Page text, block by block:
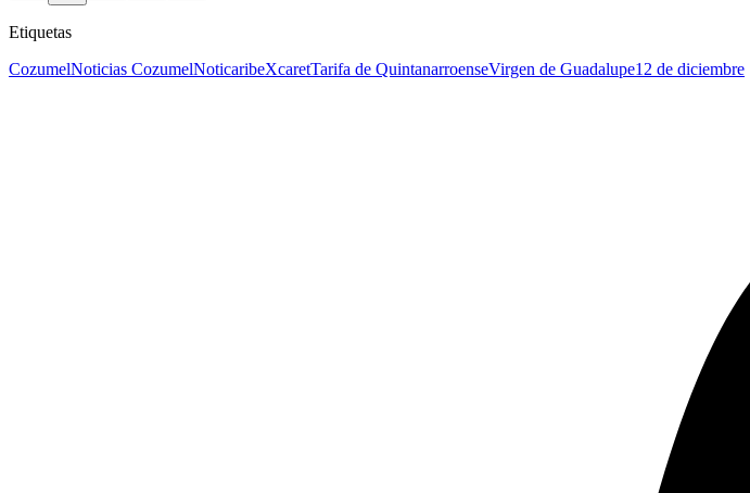
Etiquetas
CozumelNoticias CozumelNoticaribeXcaretTarifa de QuintanarroenseVirgen de Guadalupe12 de diciembre